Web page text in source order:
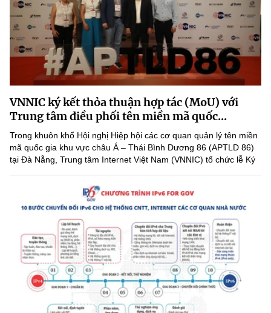
Cơ quan chủ quản: Bộ Khoa học và Công nghệ (MST)
Chịu trách nhiệm nội dung: Nguyễn Thị Hải Hằng
Giám đốc Trung tâm Truyền thông Khoa học và Công nghệ.
Địa chỉ: Ban Biên tập Cổng TTĐT - 18 Nguyễn Du, TP. Hà Nội
Điện thoại: 024 3936 9506
Email:stc@mst.gov.vn
©2026 Bản quyền thuộc Bộ Khoa Học và Công Nghệ
website này)
VNNIC ký kết thỏa thuận hợp tác (MoU) với
Trung tâm điều phối tên miền mã quốc...
Trong khuôn khổ Hội nghị Hiệp hội các cơ quan quản lý tên miền
mã quốc gia khu vực châu Á – Thái Bình Dương 86 (APTLD 86)
tại Đà Nẵng, Trung tâm Internet Việt Nam (VNNIC) tổ chức lễ Ký